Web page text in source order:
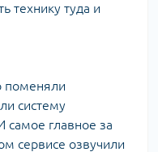
технику туда и
поменяли
систему
самое главное за
сервисе озвучили